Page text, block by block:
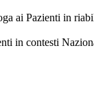
ai Pazienti in
in contesti